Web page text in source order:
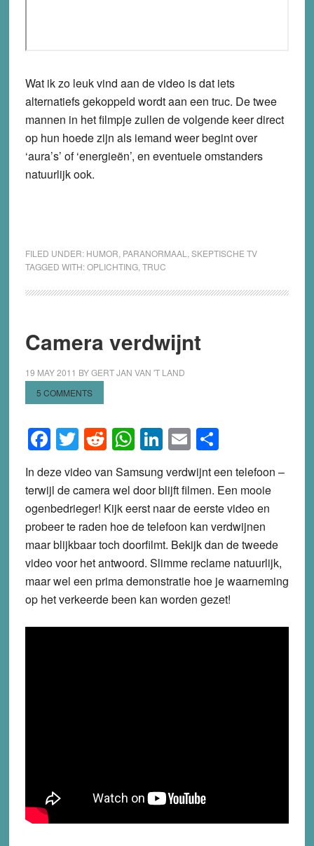
Wat ik zo leuk vind aan de video is dat iets
alternatiefs gekoppeld wordt aan een truc. De twee
mannen in het filmpje zullen de volgende keer direct
op hun hoede zijn als iemand weer begint over
‘aura’s’ of ‘energieën’, en eventuele omstanders
natuurlijk ook.
FILED UNDER: HUMOR PARANORMAAL
SKEPTISCHE TV
TAGGED WITH:OPLICHTING, TRUC
Camera verdwijnt
19 MAY 2011 BYGERT JAN VAN 'T LAND
5 COMMENTS
Facebook
Twitter
Reddit
WhatsApp
LinkedIn
EmailShare
In deze video van Samsung verdwijnt een telefoon –
terwijl de camera wel door blijft filmen. Een mooie
ogenbedrieger! Kijk eerst naar de eerste video en
probeer te raden hoe de telefoon kan verdwijnen
maar blijkbaar toch doorfilmt. Bekijk dan de tweede
video voor het antwoord. Slimme reclame natuurlijk,
maar wel een prima demonstratie hoe je waarneming
op het verkeerde been kan worden gezet!